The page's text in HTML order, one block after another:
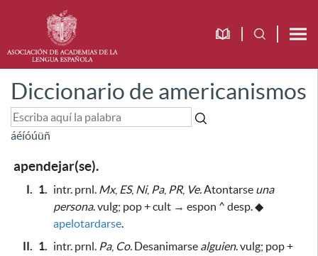
Diccionario de americanismos
áéíóúüñ
apendejar(se).
I. 1. intr. prnl. Mx, ES, Ni, Pa, PR, Ve.Atontarse una
persona. vulg; pop + cult → espon ^ desp.◆
apelotardarse.
II. 1. intr. prnl. Pa, Co. Desanimarse alguien. vulg; pop +